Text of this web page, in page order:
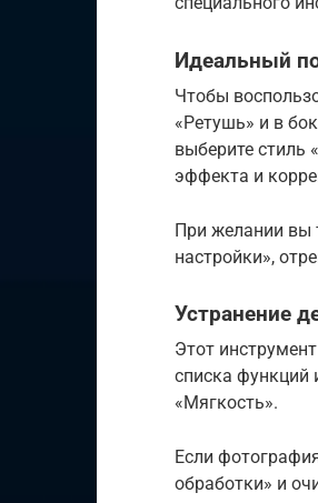
Идеальный
Чтобы
«Ретушь» и в
выберите стиль
эффекта и
При желании вы
настройки»,
Устранение
Этот
списка функций
«Мягкость».
Если
обработки» и